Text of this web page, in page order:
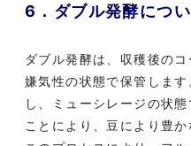
6．ダブル発酵につ
ダブル発酵は、収穫後の
嫌気性の状態で保管しま
し、ミューシレージの状
ことにより、豆により豊か